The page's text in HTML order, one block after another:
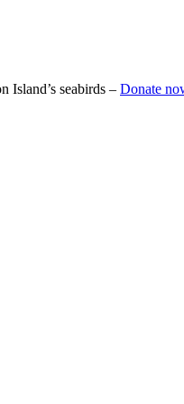
Island’s seabirds – Donate